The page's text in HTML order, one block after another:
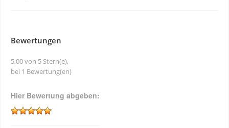
Bewertungen
5,00 von 5 Stern(e),
bei 1 Bewertung(en)
Hier Bewertung abgeben: